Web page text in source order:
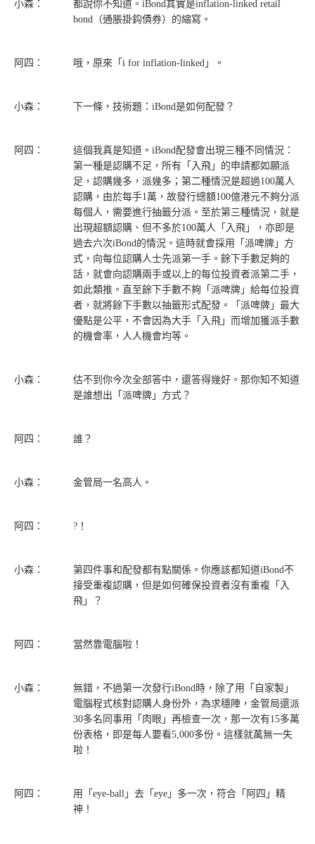
小森：
都說你不知道。iBond其實是inflation-linked retail
bond（通脹掛鈎債券）的縮寫。
阿四： 哦，原來「i for inflation-linked」。
小森： 下一條，技術題：iBond是如何配發？
阿四：
這個我真是知道。iBond配發會出現三種不同情況：
第一種是認購不足，所有「入飛」的申請都如願派
足，認購幾多，派幾多；第二種情況是超過100萬人
認購，由於每手1萬，故發行總額100億港元不夠分派
每個人，需要進行抽籤分派。至於第三種情況，就是
出現超額認購、但不多於100萬人「入飛」，亦即是
過去六次iBond的情況。這時就會採用「派啤牌」方
式，向每位認購人士先派第一手。餘下手數足夠的
話，就會向認購兩手或以上的每位投資者派第二手，
如此類推。直至餘下手數不夠「派啤牌」給每位投資
者，就將餘下手數以抽籤形式配發。「派啤牌」最大
優點是公平，不會因為大手「入飛」而增加獲派手數
的機會率，人人機會均等。
小森：
估不到你今次全部答中，還答得幾好。那你知不知道
是誰想出「派啤牌」方式？
阿四： 誰？
小森： 金管局一名高人。
阿四： ?！
小森：
第四件事和配發都有點關係。你應該都知道iBond不
接受重複認購，但是如何確保投資者沒有重複「入
飛」？
阿四： 當然靠電腦啦！
小森：
無錯，不過第一次發行iBond時，除了用「自家製」
電腦程式核對認購人身份外，為求穩陣，金管局還派
30多名同事用「肉眼」再檢查一次，那一次有15多萬
份表格，即是每人要看5,000多份。這樣就萬無一失
啦！
阿四：
用「eye-ball」去「eye」多一次，符合「阿四」精
神！